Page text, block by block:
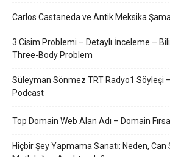
Carlos Castaneda ve Antik Meksika
3 Cisim Problemi – Detaylı İnceleme –
Three-Body Problem
Süleyman Sönmez TRT Radyo1 Söyleşi
Podcast
Top Domain Web Alan Adı – Domain
Hiçbir Şey Yapmama Sanatı: Neden, Can